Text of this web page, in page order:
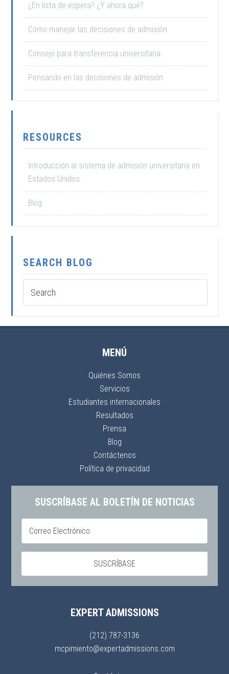
¿En lista de espera? ¿Y ahora qué?
Cómo manejar las decisiones de admisión
Consejo para transferencia universitaria
Pensando en las decisiones de admisión.
RESOURCES
Introducción al sistema de admisión universitaria en
Estados Unidos
Blog
SEARCH BLOG
MENÚ
Quiénes Somos
Servicios
Estudiantes internacionales
Resultados
Prensa
Blog
Contáctenos
Política de privacidad
SUSCRÍBASE AL BOLETÍN DE NOTICIAS
EXPERT ADMISSIONS
(212) 787-3136
mcpimiento@expertadmissions.com